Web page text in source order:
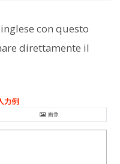
con questo
direttamente il